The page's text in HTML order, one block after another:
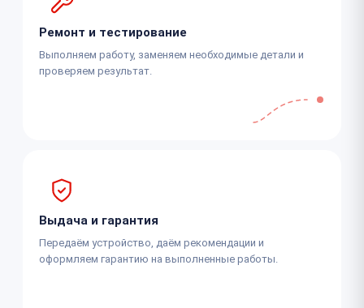
Ремонт и тестирование
Выполняем работу, заменяем необходимые детали и
проверяем результат.
Выдача и гарантия
Передаём устройство, даём рекомендации и
оформляем гарантию на выполненные работы.